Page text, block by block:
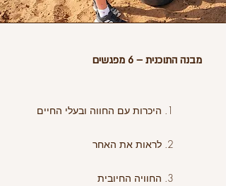
מבנה התוכנית – 6 מפגשים
1. היכרות עם החווה ובעלי החיים
2. לראות את האחר
3. החוויה החיובית